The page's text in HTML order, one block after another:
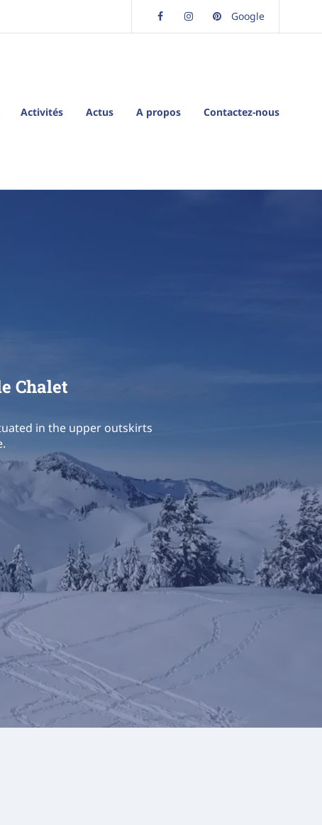
FacebookInstagramPinterest
Google
Activités Actus A propos Contactez-nous
Chalet
in the upper outskirts